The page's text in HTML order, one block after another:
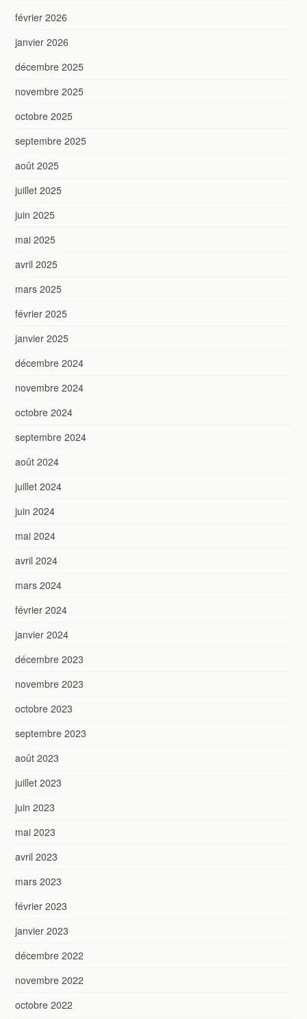
février 2026
janvier 2026
décembre 2025
novembre 2025
octobre 2025
septembre 2025
août 2025
juillet 2025
juin 2025
mai 2025
avril 2025
mars 2025
février 2025
janvier 2025
décembre 2024
novembre 2024
octobre 2024
septembre 2024
août 2024
juillet 2024
juin 2024
mai 2024
avril 2024
mars 2024
février 2024
janvier 2024
décembre 2023
novembre 2023
octobre 2023
septembre 2023
août 2023
juillet 2023
juin 2023
mai 2023
avril 2023
mars 2023
février 2023
janvier 2023
décembre 2022
novembre 2022
octobre 2022